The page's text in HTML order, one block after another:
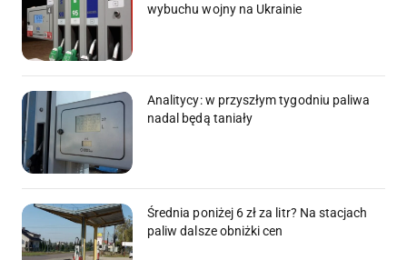
wybuchu wojny na Ukrainie
Analitycy: w przyszłym tygodniu paliwa
nadal będą taniały
Średnia poniżej 6 zł za litr? Na stacjach
paliw dalsze obniżki cen